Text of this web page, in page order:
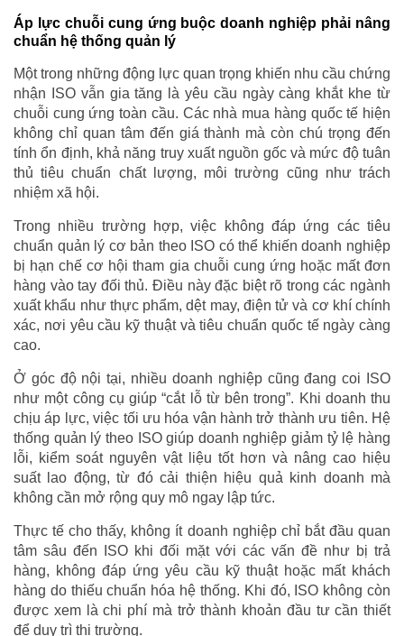
Áp lực chuỗi cung ứng buộc doanh nghiệp phải nâng
chuẩn hệ thống quản lý
Một trong những động lực quan trọng khiến nhu cầu chứng
nhận ISO vẫn gia tăng là yêu cầu ngày càng khắt khe từ
chuỗi cung ứng toàn cầu. Các nhà mua hàng quốc tế hiện
không chỉ quan tâm đến giá thành mà còn chú trọng đến
tính ổn định, khả năng truy xuất nguồn gốc và mức độ tuân
thủ tiêu chuẩn chất lượng, môi trường cũng như trách
nhiệm xã hội.
Trong nhiều trường hợp, việc không đáp ứng các tiêu
chuẩn quản lý cơ bản theo ISO có thể khiến doanh nghiệp
bị hạn chế cơ hội tham gia chuỗi cung ứng hoặc mất đơn
hàng vào tay đối thủ. Điều này đặc biệt rõ trong các ngành
xuất khẩu như thực phẩm, dệt may, điện tử và cơ khí chính
xác, nơi yêu cầu kỹ thuật và tiêu chuẩn quốc tế ngày càng
cao.
Ở góc độ nội tại, nhiều doanh nghiệp cũng đang coi ISO
như một công cụ giúp “cắt lỗ từ bên trong”. Khi doanh thu
chịu áp lực, việc tối ưu hóa vận hành trở thành ưu tiên. Hệ
thống quản lý theo ISO giúp doanh nghiệp giảm tỷ lệ hàng
lỗi, kiểm soát nguyên vật liệu tốt hơn và nâng cao hiệu
suất lao động, từ đó cải thiện hiệu quả kinh doanh mà
không cần mở rộng quy mô ngay lập tức.
Thực tế cho thấy, không ít doanh nghiệp chỉ bắt đầu quan
tâm sâu đến ISO khi đối mặt với các vấn đề như bị trả
hàng, không đáp ứng yêu cầu kỹ thuật hoặc mất khách
hàng do thiếu chuẩn hóa hệ thống. Khi đó, ISO không còn
được xem là chi phí mà trở thành khoản đầu tư cần thiết
để duy trì thị trường.